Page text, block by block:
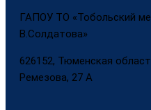
ГАПОУ ТО «Тобольский
В.Солдатова»
626152, Тюменская
Ремезова, 27 А